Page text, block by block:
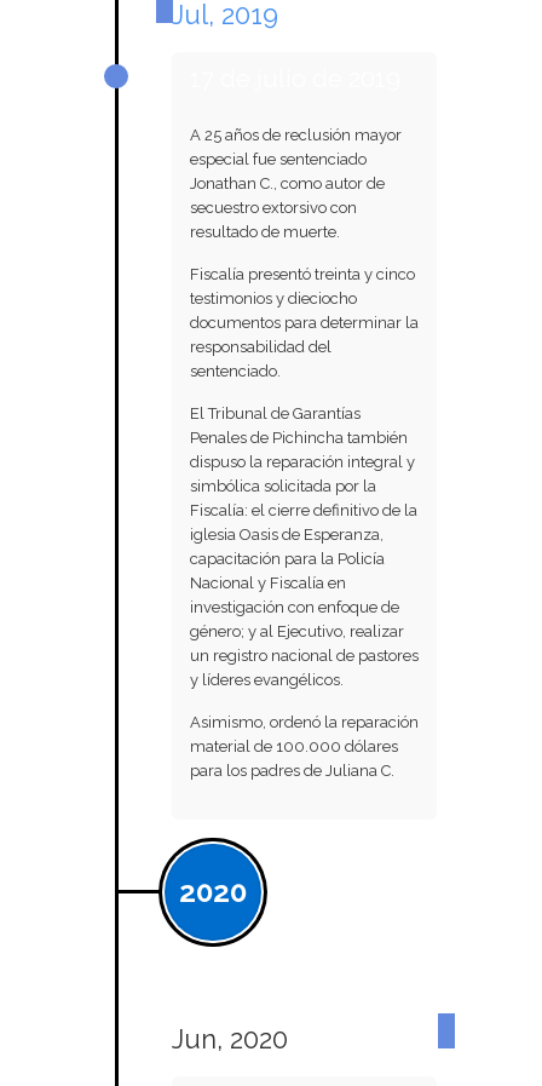
Jul, 2019
A 25 años de reclusión mayor
especial fue sentenciado
Jonathan C., como autor de
secuestro extorsivo con
resultado de muerte.
Fiscalía presentó treinta y cinco
testimonios y dieciocho
documentos para determinar la
responsabilidad del
sentenciado.
El Tribunal de Garantías
Penales de Pichincha también
dispuso la reparación integral y
simbólica solicitada por la
Fiscalía: el cierre definitivo de la
iglesia Oasis de Esperanza,
capacitación para la Policía
Nacional y Fiscalía en
investigación con enfoque de
género; y al Ejecutivo, realizar
un registro nacional de pastores
y líderes evangélicos.
Asimismo, ordenó la reparación
material de 100.000 dólares
para los padres de Juliana C.
2020
Jun, 2020